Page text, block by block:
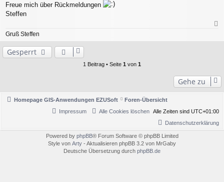
Freue mich über Rückmeldungen
Steffen
Gruß Steffen
n
Gesperrt
1 Beitrag • Seite 1 von 1
Gehe zu
Homepage GIS-Anwendungen EZUSoft
Foren-Übersicht
Alle Zeiten sind UTC+01:00
Alle Cookies löschen
Impressum
Datenschutzerklärung
Powered by phpBB® Forum Software © phpBB Limited
Style von Arty - Aktualisieren phpBB 3.2 von MrGaby
Deutsche Übersetzung durch phpBB.de